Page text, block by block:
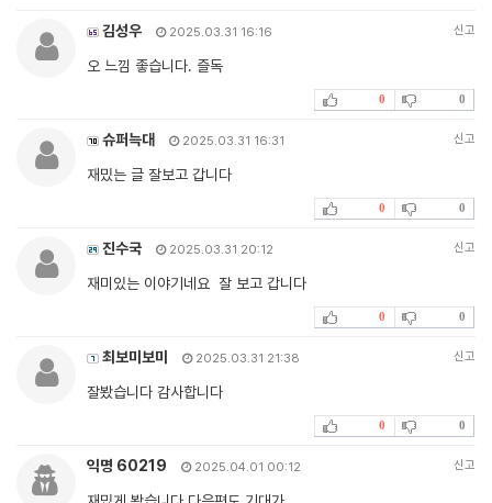
김성우 2025.03.31 16:16 신고
오 느낌 좋습니다. 즐독
0 0
슈퍼늑대 2025.03.31 16:31 신고
재밌는 글 잘보고 갑니다
0 0
진수국 2025.03.31 20:12 신고
재미있는 이야기네요 잘 보고 갑니다
0 0
최보미보미 2025.03.31 21:38 신고
잘봤습니다 감사합니다
0 0
익명 60219 2025.04.01 00:12 신고